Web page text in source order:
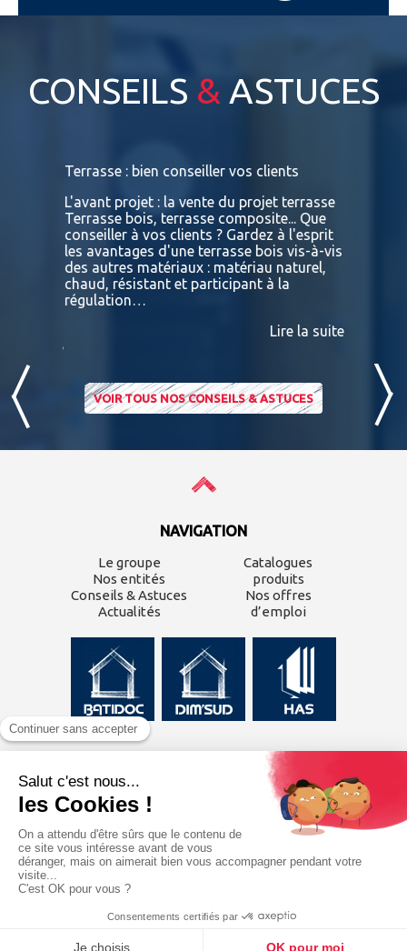
CONSEILS & ASTUCES
la suite
Terrasse : bien conseiller vos clients
L'avant projet : la vente du projet terrasse
Terrasse bois, terrasse composite... Que
conseiller à vos clients ? Gardez à l'esprit
les avantages d'une terrasse bois vis-à-vis
des autres matériaux : matériau naturel,
chaud, résistant et participant à la
régulation…
Lire la suite
VOIR TOUS NOS CONSEILS & ASTUCES
NAVIGATION
Le groupe
Nos entités
Conseils & Astuces
Actualités
Catalogues
produits
Nos offres
d’emploi
Inscrivez-vous à newsletter
J'ai lu et j'accepte les